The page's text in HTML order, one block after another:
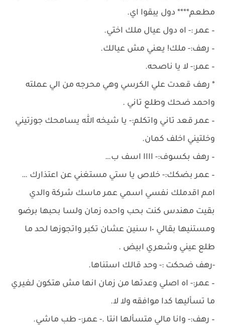
مطعم**** دول يبقوا اي.
– عمر :- اه دول عيال ملك اختي.
– رهف:- ملك! يعني مش عيالك.
– عمر:- لا يا ناصحه.
* رهف قعدت علي الكرسي وهي محرجه من الي عملته
واحمد ضحك وطلع تاني .
– عمر قعد تاني واتكلم:- يا شيخه الله يسامحك جوزتيني
وخلتيني اخلف كمان.
– رهف بكسوف:- اااا اسف ب…
– عمر بضكك:- خلاص يا ستي مستغني عن اعتذارك …
امم اقدملك نفسي اسمي عمر ماسك شركة والدي
بقيت مهندس كنت بحب واحده زمان ولسا بحبها برضو
ومستنيها بقالي ١٠ سنين عشان تكبر واتجوزها لحد ما
طلع عيني وشعري ابيض .
-رهف ضحكت :- وحد قالك استناها.
– عمر:- اه اصلي وعدتها من زمان انها مش هتكون لغيري
ما تسأليها كدا موافقه ولا لا.
– رهف:- وانا مالي متسألها انتا .- عمر:- طب ماشي.